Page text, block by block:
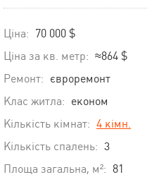
Ціна: 70 000 $
Ціна за кв. метр: ≈864 $
Ремонт: євроремонт
Клас житла: економ
Кількість кімнат: 4 кімн.
Кількість спалень: 3
Площа загальна, м²: 81